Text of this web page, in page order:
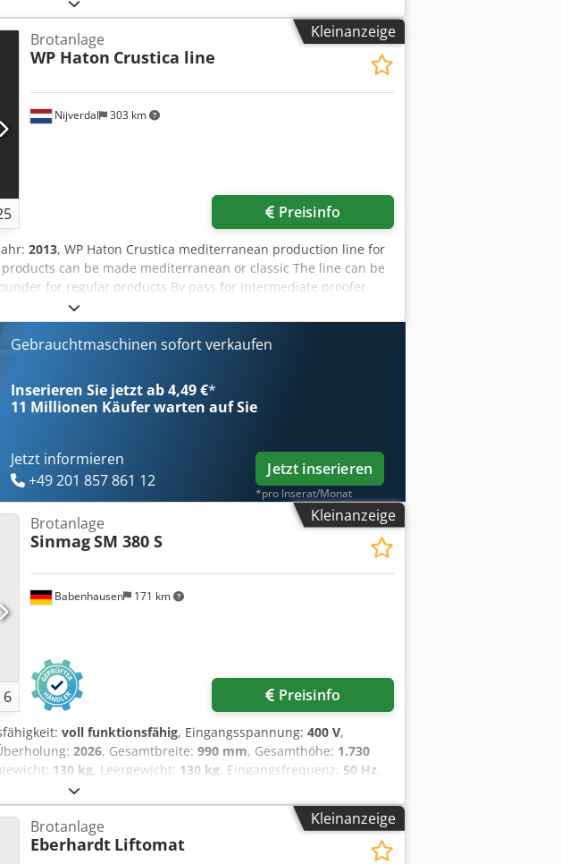
Kleinanzeige
Nijverdal 303 km
Brotanlage
WP Haton Crustica line
Preisinfo
2013, WP Haton Crustica mediterranean production line for
can be made mediterranean or classic The line can be
for regular products By pass for intermediate proofer
forming stations and decorating possibilities Products:
Batone Brioche year of build 2013 max capacity 1500 pcs/h
type 1000 year of build 2013 weight range 100 – 1200 grams
year of build 2013 hot air, heating oil on cone weight range 90-
year of build 2013 long nets Csdpeu Upkdefx Agleha retraction
lamps PLC with touch panel WP Combi U-L year of build 2013
extended for pointed ends with driven top moulding belt and
WP make-up table
Gebrauchtmaschinen sofort verkaufen
Inserieren Sie jetzt ab 4,49 €*
11 Millionen Käufer warten auf Sie
Jetzt informieren
+49 201 857 861 12
Jetzt inserieren
*pro Inserat/Monat
Kleinanzeige
6
Babenhausen 171 km
Brotanlage
SinmagSM 380 S
Preisinfo
voll funktionsfähig, Eingangsspannung: 400 V,
2026, Gesamtbreite: 990 mm, Gesamthöhe: 1.730
130 kg, Leergewicht: 130 kg, Eingangsfrequenz: 50 Hz,
SM 380 S Csdpfx Aoyuncnogloha Kapazität: mind. 50 -
3 Einzugswalzen für mehr Teigspannung Ausrollbreite: bis
nur bei uns DGUV V3 geprüft Anschluss:
1730 mm, BxTxH Gebrauchtmaschine & SAB geprüft mit
Kleinanzeige
Brotanlage
Eberhardt Liftomat